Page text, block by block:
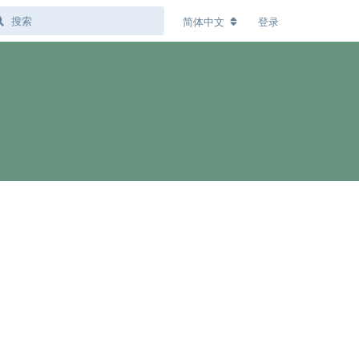
简体中文 登录